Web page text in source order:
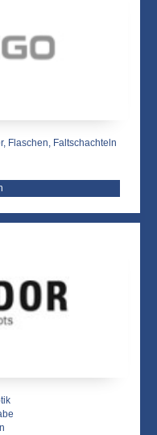
Flaschen, Faltschachteln